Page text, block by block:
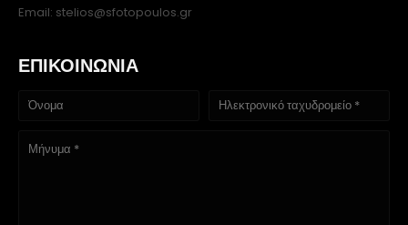
Email: stelios@sfotopoulos.gr
ΕΠΙΚΟΙΝΩΝΙΑ